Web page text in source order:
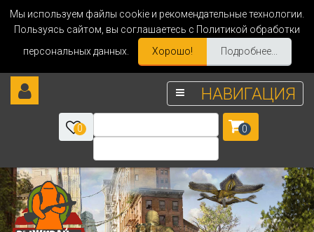
Мы используем файлы cookie и рекомендательные технологии.
Пользуясь сайтом, вы соглашаетесь с Политикой обработки
персональных данных.
Хорошо! Подробнее...
НАВИГАЦИЯ
0 0